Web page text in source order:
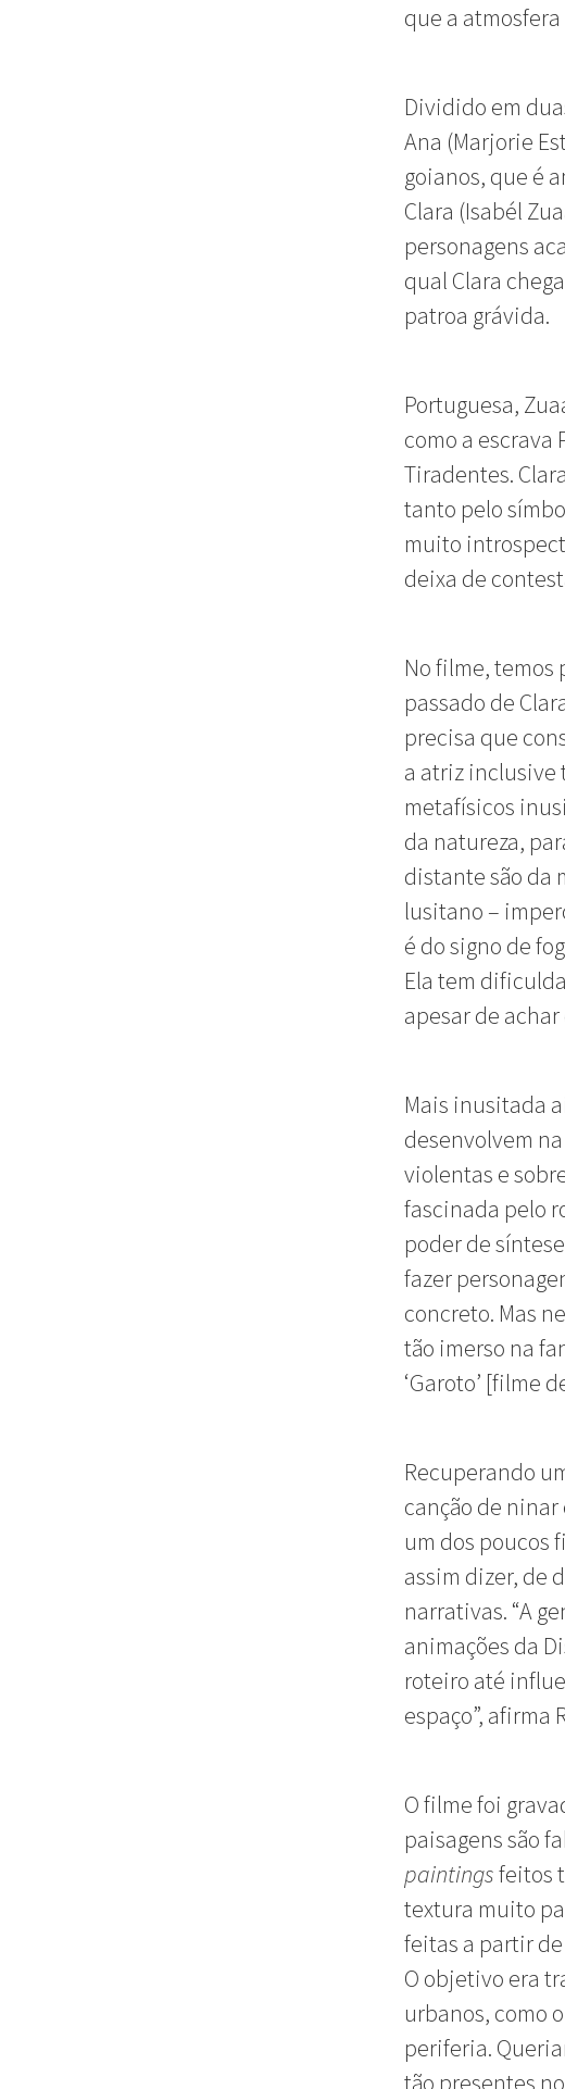
que a atmosfera
Dividido em
Ana (Marjorie
goianos, que é
Clara (Isabél
personagens
qual Clara
patroa grávida.
Portuguesa,
como a escrava
Tiradentes.
tanto pelo
muito
deixa de
No filme, temos
passado de
precisa que
a atriz inclusive
metafísicos
da natureza,
distante são da
lusitano –
é do signo de
Ela tem
apesar de
Mais inusitada
desenvolvem
violentas e
fascinada pelo
poder de
fazer
concreto. Mas
tão imerso na
‘Garoto’ [filme
Recuperando
canção de ninar
um dos poucos
assim dizer, de
narrativas. “A
animações da
roteiro até
espaço”, afirma
O filme foi
paisagens são
paintingsfeitos
textura muito
feitas a partir
O objetivo era
urbanos, como
periferia.
tão presentes